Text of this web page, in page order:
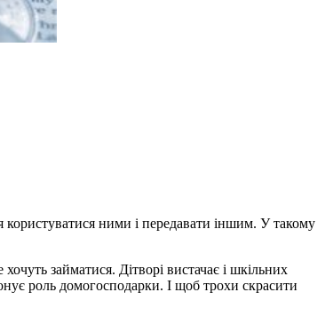
ними і передавати іншим. У такому
займатися. Дітворі вистачає і шкільних
роль домогосподарки. І щоб трохи скрасити